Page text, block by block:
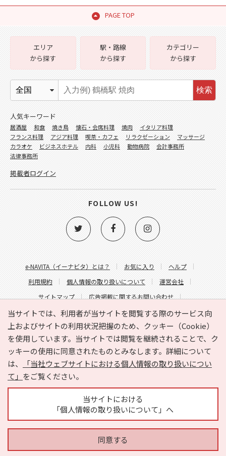
PAGE TOP
当サイトでは、利用者が当サイトを閲覧する際のサービス向
上およびサイトの利用状況把握のため、クッキー（Cookie）
を使用しています。当サイトでは閲覧を継続されることで、ク
ッキーの使用に同意されたものとみなします。詳細について
は、
「当社ウェブサイトにおける個人情報の取り扱いについ
て」 をご覧ください。
当サイトにおける
「個人情報の取り扱いについて」へ
同意する
e-NAVITA（イーナビタ）とは？ お気に入り
ヘルプ
利用規約
個人情報の取り扱いについて
運営会社
サイトマップ
広告掲載に関するお問い合わせ
サイトの内容に関するお問い合わせ
エリア
から探す
駅・路線
から探す
カテゴリー
から探す
検索
人気キーワード
居酒屋 和食 焼き鳥 懐石・会席料理 焼肉
イタリア料理
フランス料理
アジア料理 喫茶・カフェ リラクゼーション
マッサージ
カラオケ
ビジネスホテル 内科 小児科 動物病院
会計事務所
法律事務所
掲載者ログイン
FOLLOW US!
Copyright © HYOJITO.Co.,Ltd. All Rights Reserved.